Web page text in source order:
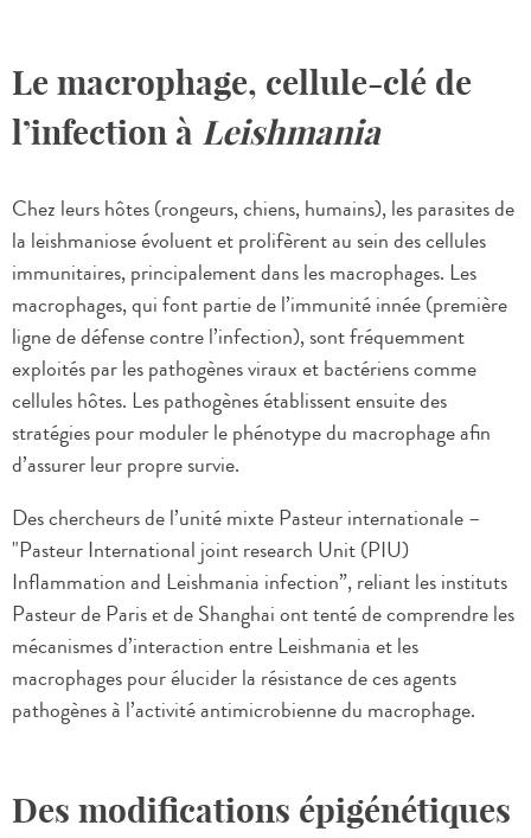
Le macrophage, cellule-clé de
l’infection à Leishmania
Chez leurs hôtes (rongeurs, chiens, humains), les parasites de
la leishmaniose évoluent et prolifèrent au sein des cellules
immunitaires, principalement dans les macrophages. Les
macrophages, qui font partie de l’immunité innée (première
ligne de défense contre l’infection), sont fréquemment
exploités par les pathogènes viraux et bactériens comme
cellules hôtes. Les pathogènes établissent ensuite des
stratégies pour moduler le phénotype du macrophage afin
d’assurer leur propre survie.
Des chercheurs de l’unité mixte Pasteur internationale –
"Pasteur International joint research Unit (PIU)
Inflammation and Leishmania infection”, reliant les instituts
Pasteur de Paris et de Shanghai ont tenté de comprendre les
mécanismes d’interaction entre Leishmania et les
macrophages pour élucider la résistance de ces agents
pathogènes à l’activité antimicrobienne du macrophage.
Des modifications épigénétiques